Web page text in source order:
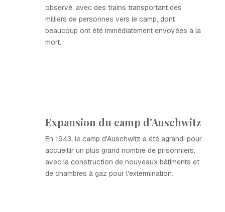
observé, avec des trains transportant des
milliers de personnes vers le camp, dont
beaucoup ont été immédiatement envoyées à la
mort.
Expansion du camp d'Auschwitz
En 1943, le camp d'Auschwitz a été agrandi pour
accueillir un plus grand nombre de prisonniers,
avec la construction de nouveaux bâtiments et
de chambres à gaz pour l'extermination.